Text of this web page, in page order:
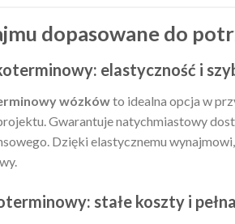
dopasowane do
elastyczność i
wózkówto idealna opcja w
Gwarantuje natychmiastowy
Dzięki elastycznemu
stałe koszty i